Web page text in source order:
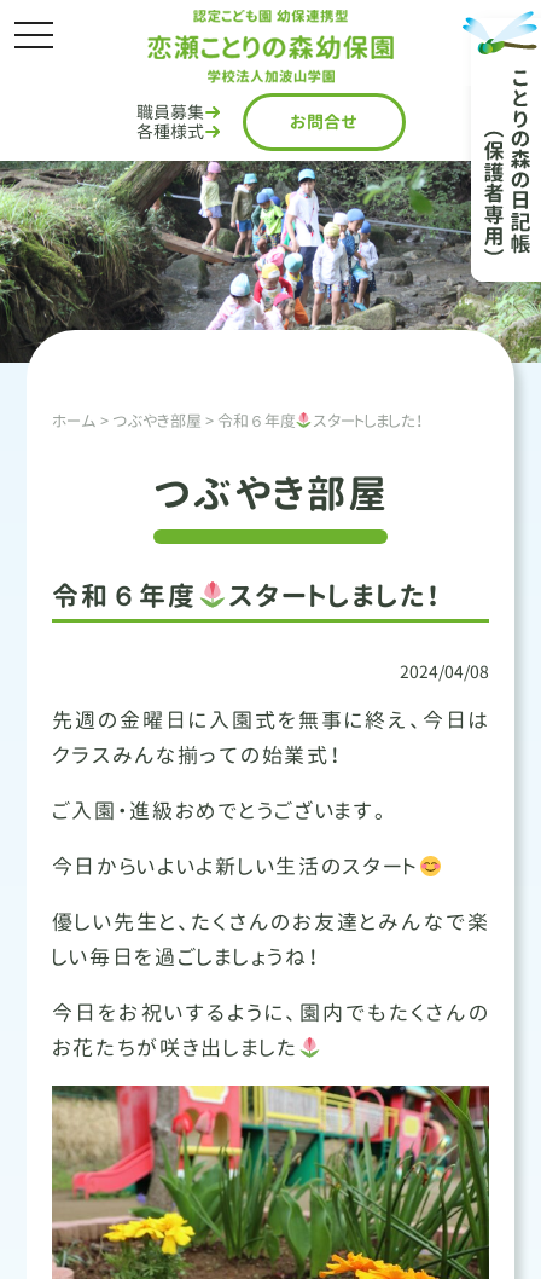
職員募集
各種様式
お問合せ
toggle
navigation
ホーム > つぶやき部屋 > 令和６年度 スタートしました！
つぶやき部屋
令和６年度 スタートしました！
2024/04/08
先週の金曜日に入園式を無事に終え、今日は
クラスみんな揃っての始業式！
ご入園・進級おめでとうございます。
今日からいよいよ新しい生活のスタート
優しい先生と、たくさんのお友達とみんなで楽
しい毎日を過ごしましょうね！
今日をお祝いするように、園内でもたくさんの
お花たちが咲き出しました